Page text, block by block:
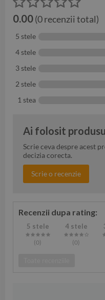
0.00(0 recenzii total)
5 stele
4 stele
3 stele
2 stele
1 stea
Ai folosit
Scrie ceva despre acest
decizia corecta.
Scrie o recenzie
Recenzii dupa rating:
5 stele
(0)
4 stele
(0)